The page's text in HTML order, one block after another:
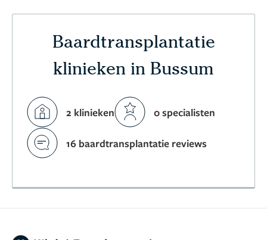
Baardtransplantatie
klinieken in Bussum
2 klinieken 0 specialisten
16 baardtransplantatie reviews